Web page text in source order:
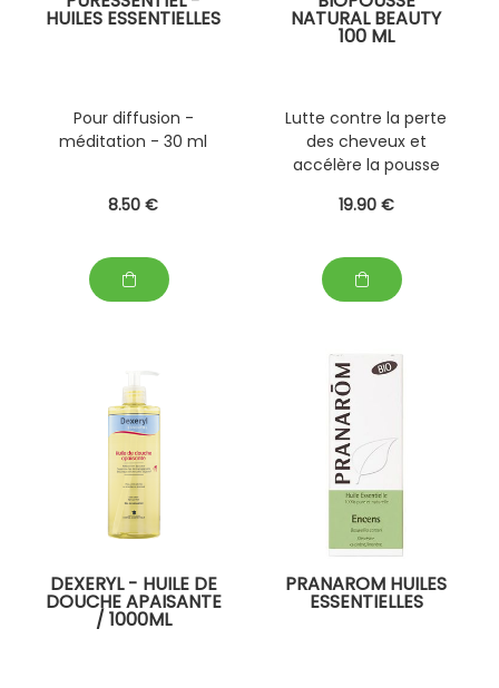
HUILES ESSENTIELLES
Pour diffusion -
méditation - 30 ml
8.50 €
NATURAL BEAUTY
100 ML
Lutte contre la perte
des cheveux et
accélère la pousse
19.90 €
DEXERYL - HUILE DE
DOUCHE APAISANTE
/ 1000ML
PRANAROM HUILES
ESSENTIELLES